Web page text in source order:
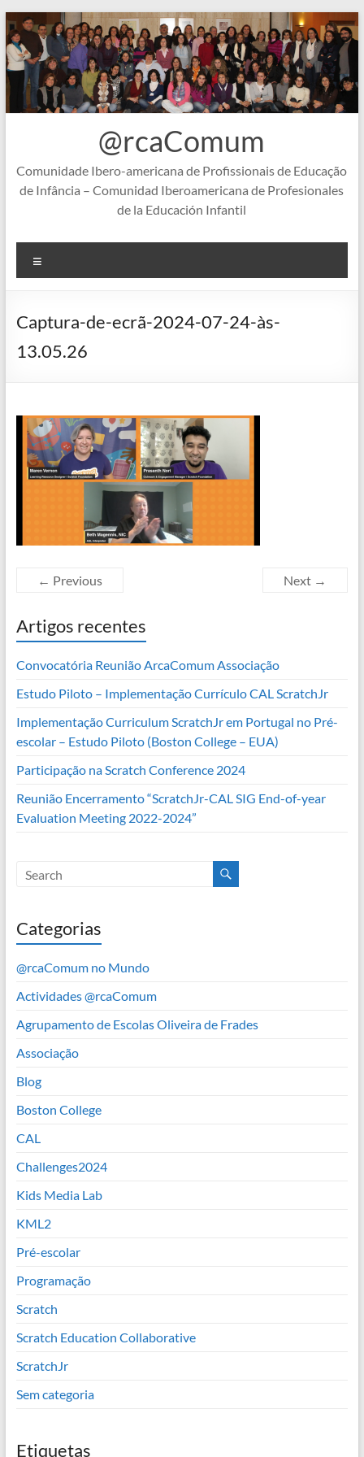
Skip
to
content
@rcaComum
Comunidade Ibero-americana de Profissionais de Educação
de Infância – Comunidad Iberoamericana de Profesionales
de la Educación Infantil
Captura-de-ecrã-2024-07-24-às-
13.05.26
← Previous Next →
Artigos recentes
Convocatória Reunião ArcaComum Associação
Estudo Piloto – Implementação Currículo CAL ScratchJr
Implementação Curriculum ScratchJr em Portugal no Pré-
escolar – Estudo Piloto (Boston College – EUA)
Participação na Scratch Conference 2024
Reunião Encerramento “ScratchJr-CAL SIG End-of-year
Evaluation Meeting 2022-2024”
Categorias
@rcaComum no Mundo
Actividades @rcaComum
Agrupamento de Escolas Oliveira de Frades
Associação
Blog
Boston College
CAL
Challenges2024
Kids Media Lab
KML2
Pré-escolar
Programação
Scratch
Scratch Education Collaborative
ScratchJr
Sem categoria
Etiquetas